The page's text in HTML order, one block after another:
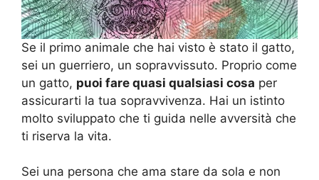
Se il primo animale che hai visto è stato il gatto,
sei un guerriero, un sopravvissuto. Proprio come
un gatto, puoi fare quasi qualsiasi cosa per
assicurarti la tua sopravvivenza. Hai un istinto
molto sviluppato che ti guida nelle avversità che
ti riserva la vita.
Sei una persona che ama stare da sola e non